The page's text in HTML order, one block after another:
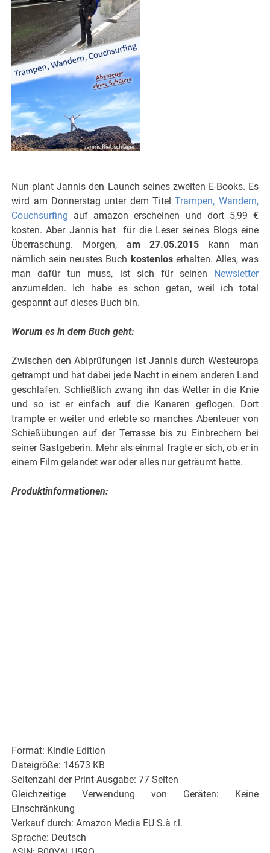
Nun plant Jannis den Launch seines zweiten E-Books. Es
wird am Donnerstag unter dem TitelTrampen, Wandern,
Couchsurfing auf amazon erscheinen und dort 5,99 €
kosten. Aber Jannis hat für die Leser seines Blogs eine
Überraschung. Morgen,am 27.05.2015 kann man
nämlich sein neustes Buch kostenloserhalten. Alles, was
man dafür tun muss, ist sich für seinen
Newsletter
anzumelden. Ich habe es schon getan, weil ich total
gespannt auf dieses Buch bin.
Worum es in dem Buch geht:
Zwischen den Abiprüfungen ist Jannis durch Westeuropa
getrampt und hat dabei jede Nacht in einem anderen Land
geschlafen. Schließlich zwang ihn das Wetter in die Knie
und so ist er einfach auf die Kanaren geflogen. Dort
trampte er weiter und erlebte so manches Abenteuer von
Schießübungen auf der Terrasse bis zu Einbrechern bei
seiner Gastgeberin. Mehr als einmal fragte er sich, ob er in
einem Film gelandet war oder alles nur geträumt hatte.
Produktinformationen:
Format: Kindle Edition
Dateigröße: 14673 KB
Seitenzahl der Print-Ausgabe: 77 Seiten
Gleichzeitige Verwendung von Geräten: Keine
Einschränkung
Verkauf durch: Amazon Media EU S.à r.l.
Sprache: Deutsch